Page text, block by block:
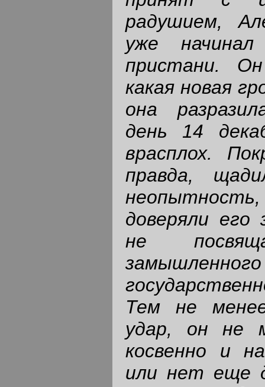
радушием,
уже
пристани.
какая новая
она
день 14
врасплох.
правда,
доверяли
не
Тем не
удар, он не
косвенно и
или нет еще